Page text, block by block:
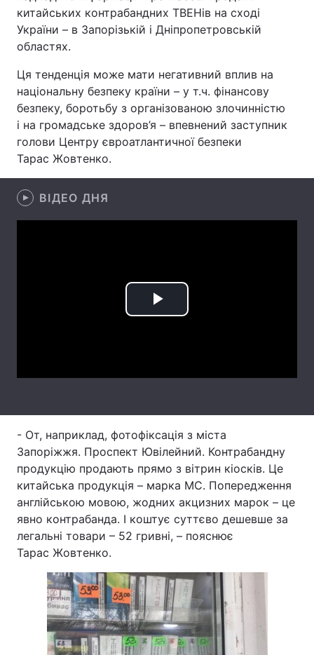
Цікавинки Погода
Лонгріди
Відео з Youtube Статті
Інтерв'ю
Архів
китайських контрабандних ТВЕНів на сході
України – в Запорізькій і Дніпропетровській
областях.
Ця тенденція може мати негативний вплив на
національну безпеку країни – у т.ч. фінансову
безпеку, боротьбу з організованою злочинністю
і на громадське здоров’я – впевнений заступник
голови Центру євроатлантичної безпеки
Тарас Жовтенко.
ВІДЕО ДНЯ
Play
- От, наприклад, фотофіксація з міста
Запоріжжя. Проспект Ювілейний. Контрабандну
продукцію продають прямо з вітрин кіосків. Це
китайська продукція – марка МС. Попередження
англійською мовою, жодних акцизних марок – це
явно контрабанда. І коштує суттєво дешевше за
легальні товари – 52 гривні, – пояснює
Тарас Жовтенко.